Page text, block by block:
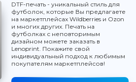
DTF-печать - уникальный стиль для
футболок, которые Вы предлагаете
на маркетплейсах Wildberries и Ozon
и многих других. Печать на
футболках с неповторимым
дизайном можете заказать в
Lenoprint. Покажите свой
индивидуальный подход к любимым
покупателям маркетплейсов!